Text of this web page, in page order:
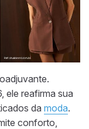
ele reafirma sua
da moda.
conforto,